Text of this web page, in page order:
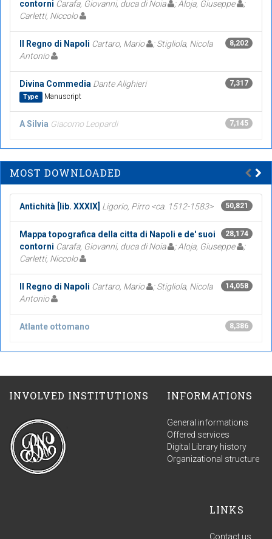
contorni Carafa, Giovanni, duca di Noia ; Aloja, Giuseppe
;
Carletti, Niccolo
8,202
Il Regno di Napoli Cartaro, Mario
; Stigliola, Nicola
Antonio
7,317
Divina Commedia Dante Alighieri
Type Manuscript
7,145
A Silvia Giacomo Leopardi
MOST DOWNLOADED
50,821
Antichità [lib. XXXIX] Ligorio, Pirro <ca. 1512-1583>
28,174
Mappa topografica della citta di Napoli e de' suoi
contorni Carafa, Giovanni, duca di Noia ; Aloja, Giuseppe
;
Carletti, Niccolo
14,058
Il Regno di Napoli Cartaro, Mario
; Stigliola, Nicola
Antonio
8,386
Atlante ottomano
INVOLVED INSTITUTIONS INFORMATIONS
General informations
Offered services
Digital Library history
Organizational structure
LINKS
Contact us